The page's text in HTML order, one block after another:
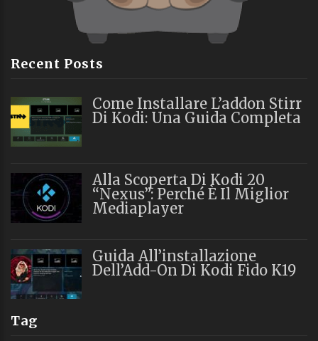
Recent Posts
Come Installare L’addon Stirr
Di Kodi: Una Guida Completa
Alla Scoperta Di Kodi 20
“Nexus”: Perché È Il Miglior
Mediaplayer
Guida All’installazione
Dell’Add-On Di Kodi Fido K19
Tag